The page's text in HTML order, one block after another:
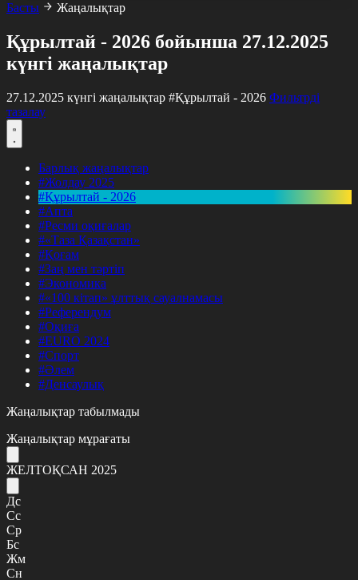
Басты
Жаңалықтар
Құрылтай - 2026 бойынша 27.12.2025
күнгі жаңалықтар
27.12.2025 күнгі жаңалықтар #Құрылтай - 2026 Фильтрді
тазалау
Барлық жаңалықтар
#Жолдау 2025
#Құрылтай - 2026
#Апта
#Ресми оқиғалар
#«Таза Қазақстан»
#Қоғам
#Заң мен тәртіп
#Экономика
#«100 кітап» ұлттық сауалнамасы
#Референдум
#Оқиға
#EURO 2024
#Спорт
#Әлем
#Денсаулық
Жаңалықтар табылмады
Жаңалықтар мұрағаты
ЖЕЛТОҚСАН 2025
Дс
Сс
Ср
Бс
Жм
Сн